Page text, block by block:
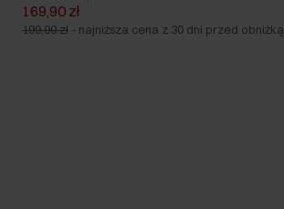
169,90 zł
199,90 zł - najniższa cena z 30 dni przed obniżką